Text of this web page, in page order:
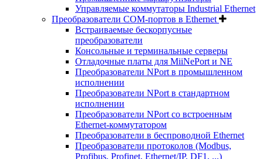
Управляемые коммутаторы Industrial Ethernet
Преобразователи COM-портов в Ethernet
Встраиваемые бескорпусные
преобразователи
Консольные и терминальные серверы
Отладочные платы для MiiNePort и NE
Преобразователи NPort в промышленном
исполнении
Преобразователи NPort в стандартном
исполнении
Преобразователи NPort со встроенным
Ethernet-коммутатором
Преобразователи в беспроводной Ethernet
Преобразователи протоколов (Modbus,
Profibus, Profinet, Ethernet/IP, DF1, ...)